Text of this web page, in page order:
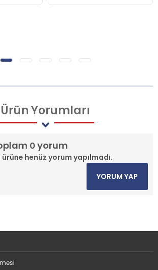
ÜrünYorumları
0 yorum
ürüne henüz yorum yapılmadı.
YORUM YAP